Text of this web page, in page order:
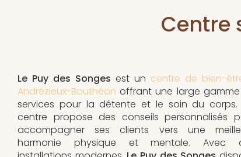
Centre
Le Puy des Songes est un centre de bien-
Andrézieux-Bouthéon offrant une large
services pour la détente et le soin du corps.
centre propose des conseils personnalisés
accompagner ses clients vers une
harmonie physique et mentale. Avec